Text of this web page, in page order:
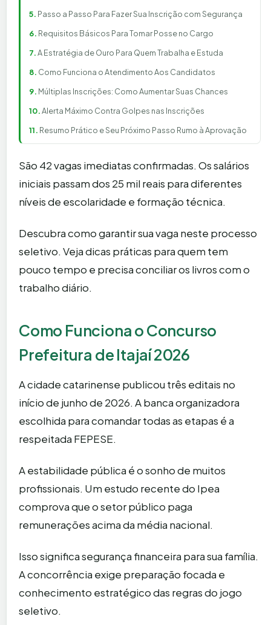
Passo a Passo Para Fazer Sua Inscrição com Segurança
Requisitos Básicos Para Tomar Posse no Cargo
A Estratégia de Ouro Para Quem Trabalha e Estuda
Como Funciona o Atendimento Aos Candidatos
Múltiplas Inscrições: Como Aumentar Suas Chances
Alerta Máximo Contra Golpes nas Inscrições
Resumo Prático e Seu Próximo Passo Rumo à Aprovação
São 42 vagas imediatas confirmadas. Os salários
iniciais passam dos 25 mil reais para diferentes
níveis de escolaridade e formação técnica.
Descubra como garantir sua vaga neste processo
seletivo. Veja dicas práticas para quem tem
pouco tempo e precisa conciliar os livros com o
trabalho diário.
Como Funciona o Concurso
Prefeitura de Itajaí 2026
A cidade catarinense publicou três editais no
início de junho de 2026. A banca organizadora
escolhida para comandar todas as etapas é a
respeitada FEPESE.
A estabilidade pública é o sonho de muitos
profissionais. Um estudo recente do Ipea
comprova que o setor público paga
remunerações acima da média nacional.
Isso significa segurança financeira para sua família.
A concorrência exige preparação focada e
conhecimento estratégico das regras do jogo
seletivo.